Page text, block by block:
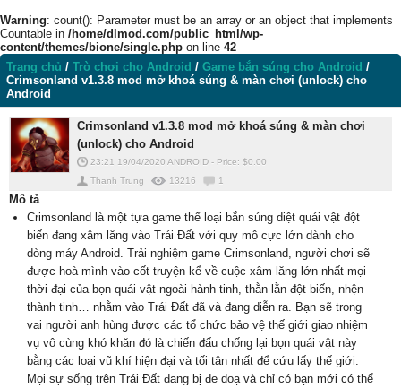
Warning: count(): Parameter must be an array or an object that implements
Countable in /home/dlmod.com/public_html/wp-
content/themes/bione/single.php on line 42
Trang chủ / Trò chơi cho Android / Game bắn súng cho Android /
Crimsonland v1.3.8 mod mở khoá súng & màn chơi (unlock) cho
Android
Crimsonland v1.3.8 mod mở khoá súng & màn chơi
(unlock) cho Android
23:21 19/04/2020 ANDROID - Price: $0.00
Thanh Trung
13216 1
Mô tả
Crimsonland là một tựa game thể loại bắn súng diệt quái vật đột
biến đang xâm lăng vào Trái Đất với quy mô cực lớn dành cho
dòng máy Android. Trải nghiệm game Crimsonland, người chơi sẽ
được hoà mình vào cốt truyện kể về cuộc xâm lăng lớn nhất mọi
thời đại của bọn quái vật ngoài hành tinh, thằn lằn đột biến, nhện
thành tinh… nhằm vào Trái Đất đã và đang diễn ra. Bạn sẽ trong
vai người anh hùng được các tổ chức bảo vệ thế giới giao nhiệm
vụ vô cùng khó khăn đó là chiến đấu chống lại bọn quái vật này
bằng các loại vũ khí hiện đại và tối tân nhất để cứu lấy thế giới.
Mọi sự sống trên Trái Đất đang bị đe doạ và chỉ có bạn mới có thể